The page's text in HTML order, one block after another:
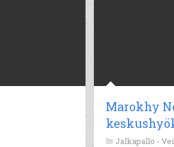
Marokhy
Jalkapallo -